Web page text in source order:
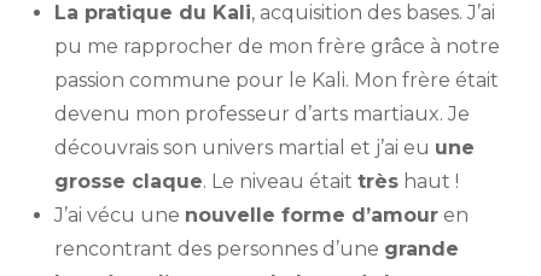
La pratique du Kali, acquisition des bases. J’ai
pu me rapprocher de mon frère grâce à notre
passion commune pour le Kali. Mon frère était
devenu mon professeur d’arts martiaux. Je
découvrais son univers martial et j’ai eu une
grosse claque. Le niveau était très haut !
J’ai vécu une nouvelle forme d’amour en
rencontrant des personnes d’une grande